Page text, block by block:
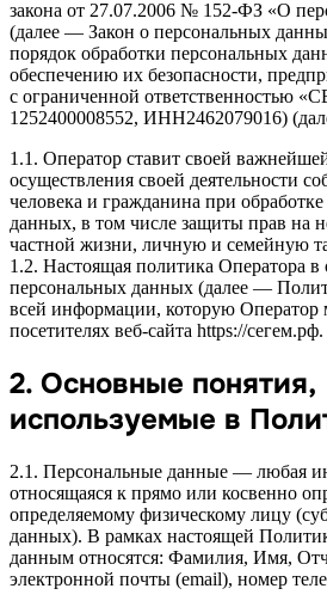
закона от 27.07.2006 № 152-ФЗ «О
(далее — Закон о персональных
порядок обработки персональных
обеспечению их безопасности,
с ограниченной ответственностью
1252400008552, ИНН2462079016)
1.1. Оператор ставит своей
осуществления своей деятельности
человека и гражданина при
данных, в том числе защиты прав на
частной жизни, личную и семейную
1.2. Настоящая политика Оператора
персональных данных (далее —
всей информации, которую Оператор
посетителях веб-сайта https://сегем.рф.
2. Основные понятия,
используемые в
2.1. Персональные данные — любая
относящаяся к прямо или косвенно
определяемому физическому лицу
данных). В рамках настоящей
данным относятся: Фамилия, Имя,
электронной почты (email), номер